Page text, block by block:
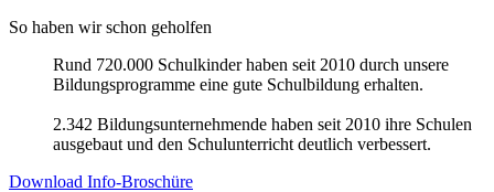
So haben wir schon geholfen
Rund 720.000 Schulkinder haben seit 2010 durch unsere
Bildungsprogramme eine gute Schulbildung erhalten.
2.342 Bildungsunternehmende haben seit 2010 ihre Schulen
ausgebaut und den Schulunterricht deutlich verbessert.
Download Info-Broschüre